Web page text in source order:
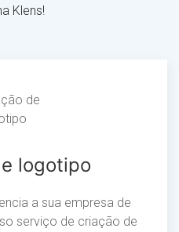
Klens!
logotipo
a sua empresa de
serviço de criação de